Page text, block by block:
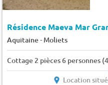
Résidence Maeva Mar
Aquitaine- Moliets
Cottage 2 pièces 6 personnes
Location